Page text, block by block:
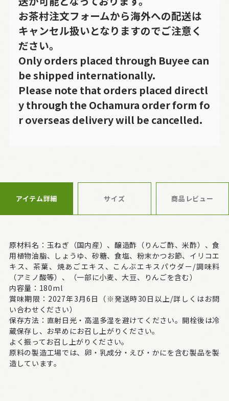
お茶村注文フォームから海外への配送は
キャンセル扱いとなりますのでご注意く
ださい。
Only orders placed through Buyee can
be shipped internationally.
Please note that orders placed directl
y through the Ochamura order form fo
r overseas delivery will be cancelled.
アイテム詳細 サイズ 商品レビュー
原材料名：玉ねぎ（国内産）、醸造酢（りんご酢、米酢）、食
用植物油脂、しょうゆ、砂糖、食塩、粉末かつお節、イリコエ
キス、茶葉、焼あごエキス、こんぶエキスパウダー/調味料
（アミノ酸等）、（一部に小麦、大豆、りんごを含む）
内容量：180ml
賞味期限：2027年3月6日（※発送時30日以上/詳しくはお問
い合わせください）
保存方法：直射日光・高温多湿を避けてください。開栓後は冷
蔵保存し、お早めにお召し上がりください。
よく振ってお召し上がりください。
原料の製造工場では、卵・乳成分・えび・かにを含む製品を製
造しています。